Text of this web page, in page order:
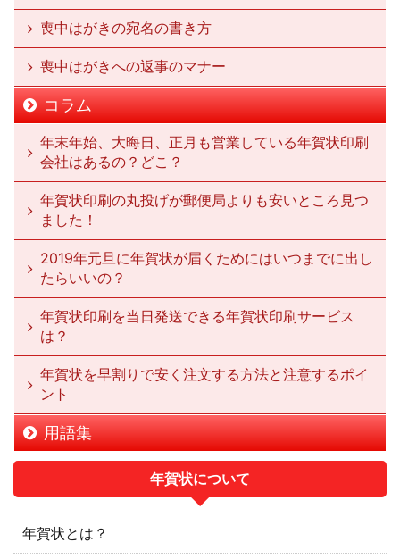
喪中はがきの宛名の書き方
喪中はがきへの返事のマナー
コラム
年末年始、大晦日、正月も営業している年賀状印刷
会社はあるの？どこ？
年賀状印刷の丸投げが郵便局よりも安いところ見つ
ました！
2019年元旦に年賀状が届くためにはいつまでに出し
たらいいの？
年賀状印刷を当日発送できる年賀状印刷サービス
は？
年賀状を早割りで安く注文する方法と注意するポイ
ント
用語集
年賀状について
年賀状とは？